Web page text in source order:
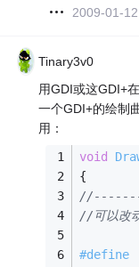
2009-01-12
Tinary3v0
用GDI或这GDI+
一个GDI+的绘制
用：
void
{
//可以改
#define